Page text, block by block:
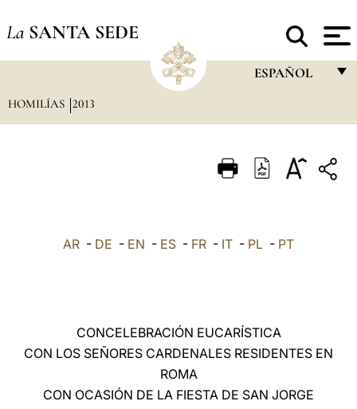
La SANTA SEDE
ESPAÑOL
ITALIANO
中文
HOMILÍAS 2013
AR - DE - EN - ES - FR - IT - PL - PT
CONCELEBRACIÓN EUCARÍSTICA
CON LOS SEÑORES CARDENALES RESIDENTES EN
ROMA
CON OCASIÓN DE LA FIESTA DE SAN JORGE